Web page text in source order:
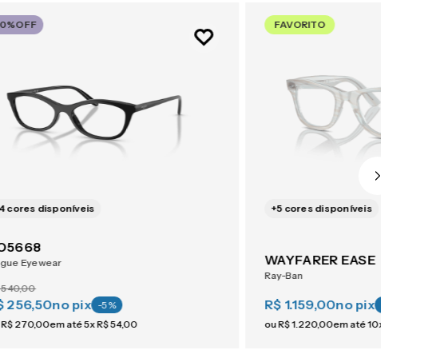
cores disponíveis
OFF
Eyewear
540,00
256,50no pix -5%
R$ 270,00em até5xR$54,00
+5cores disponíveis
FAVORITO
WAYFARER EASE
Ray-Ban
R$ 1.159,00no pix
ouR$1.220,00em até10x